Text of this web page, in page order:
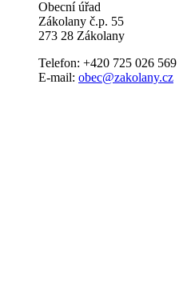
Obecní úřad
Zákolany č.p. 55
273 28 Zákolany
Telefon: +420 725 026 569
E-mail: obec@zakolany.cz